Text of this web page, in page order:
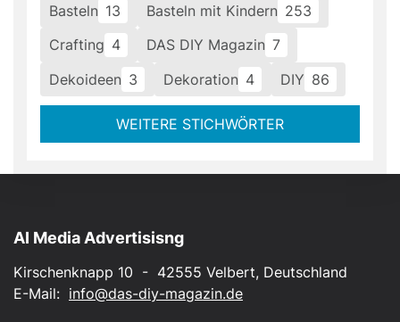
Basteln 13 Basteln mit Kindern 253
Crafting 4 DAS DIY Magazin 7
Dekoideen 3 Dekoration 4 DIY 86
WEITERE STICHWÖRTER
AI Media Advertisisng
Kirschenknapp 10 - 42555 Velbert, Deutschland
E-Mail: info@das-diy-magazin.de